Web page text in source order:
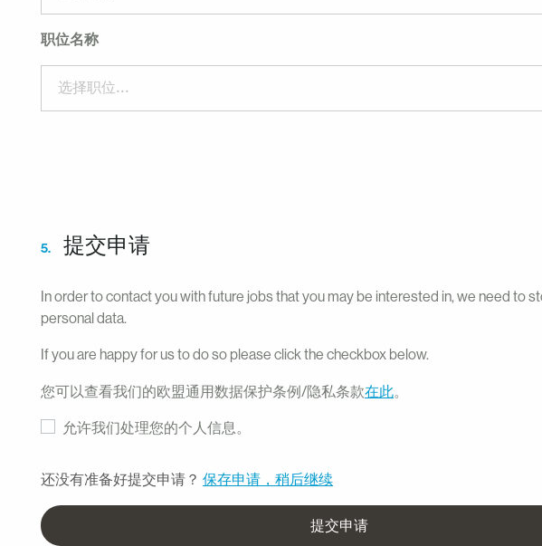
职位名称
选择职位...
5. 提交申请
In order to contact you with future jobs that you may be interested in, we need to
personal data.
If you are happy for us to do so please click the checkbox below.
您可以查看我们的欧盟通用数据保护条例/隐私条款在此。
允许我们处理您的个人信息。
还没有准备好提交申请？ 保存申请，稍后继续
提交申请